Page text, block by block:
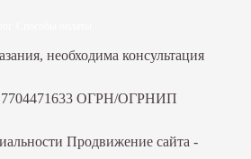
необходима консультация
ОГРН/ОГРНИП
Продвижение сайта -